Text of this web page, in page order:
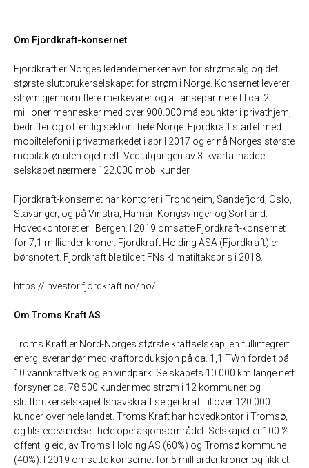
Om Fjordkraft-konsernet
Fjordkraft er Norges ledende merkenavn for strømsalg og det
største sluttbrukerselskapet for strøm i Norge. Konsernet leverer
strøm gjennom flere merkevarer og alliansepartnere til ca. 2
millioner mennesker med over 900.000 målepunkter i privathjem,
bedrifter og offentlig sektor i hele Norge. Fjordkraft startet med
mobiltelefoni i privatmarkedet i april 2017 og er nå Norges største
mobilaktør uten eget nett. Ved utgangen av 3. kvartal hadde
selskapet nærmere 122.000 mobilkunder.
Fjordkraft-konsernet har kontorer i Trondheim, Sandefjord, Oslo,
Stavanger, og på Vinstra, Hamar, Kongsvinger og Sortland.
Hovedkontoret er i Bergen. I 2019 omsatte Fjordkraft-konsernet
for 7,1 milliarder kroner. Fjordkraft Holding ASA (Fjordkraft) er
børsnotert. Fjordkraft ble tildelt FNs klimatiltakspris i 2018.
https://investor.fjordkraft.no/no/
Om Troms Kraft AS
Troms Kraft er Nord-Norges største kraftselskap, en fullintegrert
energileverandør med kraftproduksjon på ca. 1,1 TWh fordelt på
10 vannkraftverk og en vindpark. Selskapets 10 000 km lange nett
forsyner ca. 78 500 kunder med strøm i 12 kommuner og
sluttbrukerselskapet Ishavskraft selger kraft til over 120 000
kunder over hele landet. Troms Kraft har hovedkontor i Tromsø,
og tilstedeværelse i hele operasjonsområdet. Selskapet er 100 %
offentlig eid, av Troms Holding AS (60%) og Tromsø kommune
(40%). I 2019 omsatte konsernet for 5 milliarder kroner og fikk et